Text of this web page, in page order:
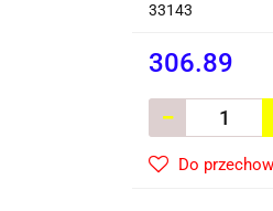
33143
306.89
Do